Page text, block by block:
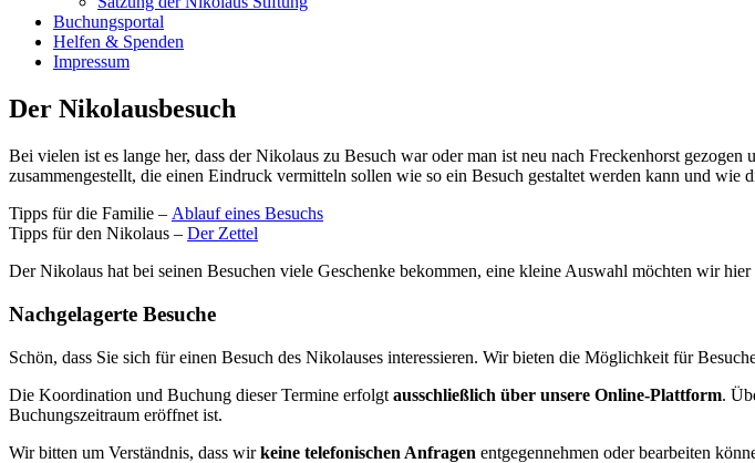
Buchungsportal
Helfen & Spenden
Impressum
Der Nikolausbesuch
Bei vielen ist es lange her, dass der Nikolaus zu Besuch war oder man ist neu nach Freckenhorst
zusammengestellt, die einen Eindruck vermitteln sollen wie so ein Besuch gestaltet werden kann und wie
Tipps für die Familie – Ablauf eines Besuchs
Tipps für den Nikolaus – Der Zettel
Der Nikolaus hat bei seinen Besuchen viele Geschenke bekommen, eine kleine Auswahl möchten wir hier
Nachgelagerte Besuche
Schön, dass Sie sich für einen Besuch des Nikolauses interessieren. Wir bieten die Möglichkeit für
Die Koordination und Buchung dieser Termine erfolgt ausschließlich über unsere Online-Plattform.
Buchungszeitraum eröffnet ist.
Wir bitten um Verständnis, dass wirkeine telefonischen Anfragen entgegennehmen oder bearbeiten